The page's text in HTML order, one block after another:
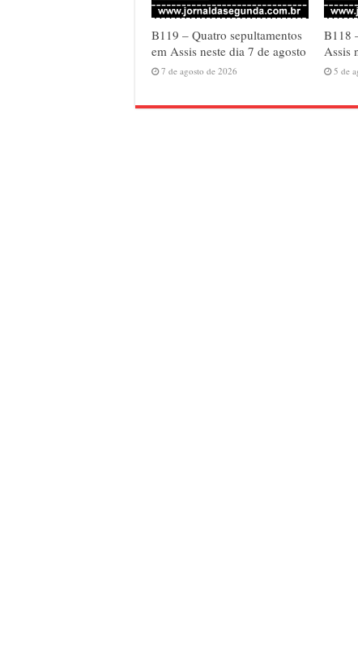
B119 – Quatro sepultamentos
em Assis neste dia 7 de agosto
7 de agosto de 2026
B118
Assis
5 de